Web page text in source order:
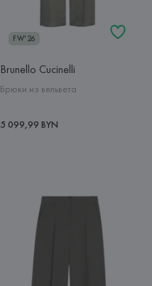
FW'26
Brunello Cucinelli
Брюки из вельвета
5 099,99 BYN